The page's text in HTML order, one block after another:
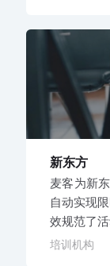
新东方
麦客为新
自动实现
效规范了
培训机构